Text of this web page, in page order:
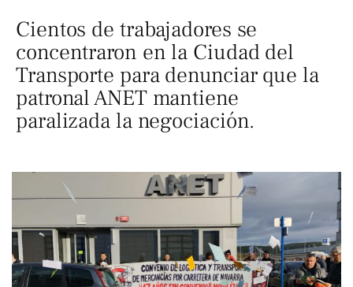
Cientos de trabajadores se
concentraron en la Ciudad del
Transporte para denunciar que la
patronal ANET mantiene
paralizada la negociación.